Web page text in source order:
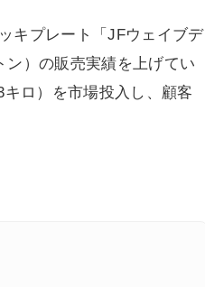
キプレート「JFウェイブデ
ン）の販売実績を上げてい
ロ）を市場投入し、顧客